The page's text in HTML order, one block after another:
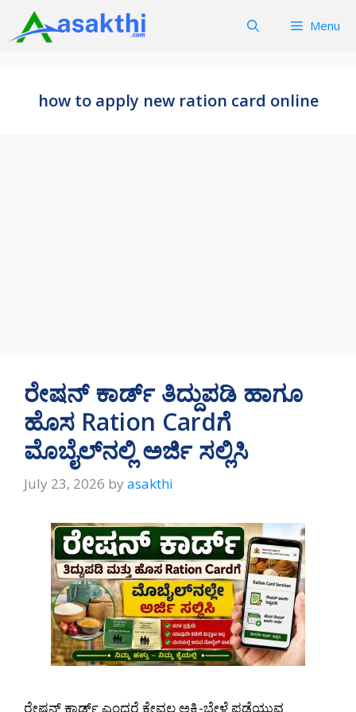
content
Menu
how to apply new ration card online
ರೇಷನ್‌ ಕಾರ್ಡ್‌ ತಿದ್ದುಪಡಿ ಹಾಗೂ
ಹೊಸ Ration Cardಗೆ
ಮೊಬೈಲ್‌ನಲ್ಲಿ ಅರ್ಜಿ ಸಲ್ಲಿಸಿ
July 23, 2026 by asakthi
ರೇಷನ್ ಕಾರ್ಡ್ ಎಂದರೆ ಕೇವಲ ಅಕ್ಕಿ-ಬೇಳೆ ಪಡೆಯುವ